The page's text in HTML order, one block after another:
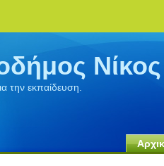
Νίκος
την εκπαίδευση.